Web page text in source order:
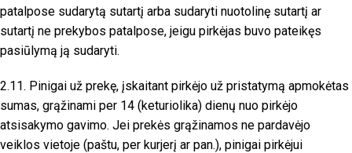
patalpose sudarytą sutartį arba sudaryti nuotolinę sutartį ar
sutartį ne prekybos patalpose, jeigu pirkėjas buvo pateikęs
pasiūlymą ją sudaryti.
2.11. Pinigai už prekę, įskaitant pirkėjo už pristatymą apmokėtas
sumas, grąžinami per 14 (keturiolika) dienų nuo pirkėjo
atsisakymo gavimo. Jei prekės grąžinamos ne pardavėjo
veiklos vietoje (paštu, per kurjerį ar pan.), pinigai pirkėjui